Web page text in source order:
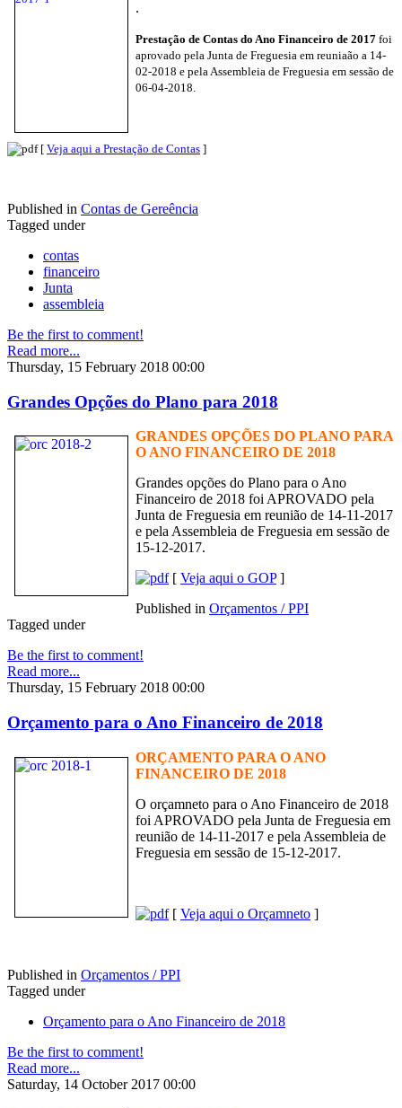
.
Prestação de Contas do Ano Financeiro de 2017 foi
aprovado pela Junta de Freguesia em reuniaão a 14-
02-2018 e pela Assembleia de Freguesia em sessão de
06-04-2018.
[ Veja aqui a Prestação de Contas ]
Published in Contas de Gereência
Tagged under
contas
financeiro
Junta
assembleia
Be the first to comment!
Read more...
Thursday, 15 February 2018 00:00
Grandes Opções do Plano para 2018
GRANDES OPÇÕES DO PLANO PARA
O ANO FINANCEIRO DE 2018
Grandes opções do Plano para o Ano
Financeiro de 2018 foi APROVADO pela
Junta de Freguesia em reunião de 14-11-2017
e pela Assembleia de Freguesia em sessão de
15-12-2017.
[ Veja aqui o GOP]
Published in Orçamentos / PPI
Tagged under
Be the first to comment!
Read more...
Thursday, 15 February 2018 00:00
Orçamento para o Ano Financeiro de 2018
ORÇAMENTO PARA O ANO
FINANCEIRO DE 2018
O orçamneto para o Ano Financeiro de 2018
foi APROVADO pela Junta de Freguesia em
reunião de 14-11-2017 e pela Assembleia de
Freguesia em sessão de 15-12-2017.
[ Veja aqui o Orçamneto ]
Published in Orçamentos / PPI
Tagged under
Orçamento para o Ano Financeiro de 2018
Be the first to comment!
Read more...
Saturday, 14 October 2017 00:00